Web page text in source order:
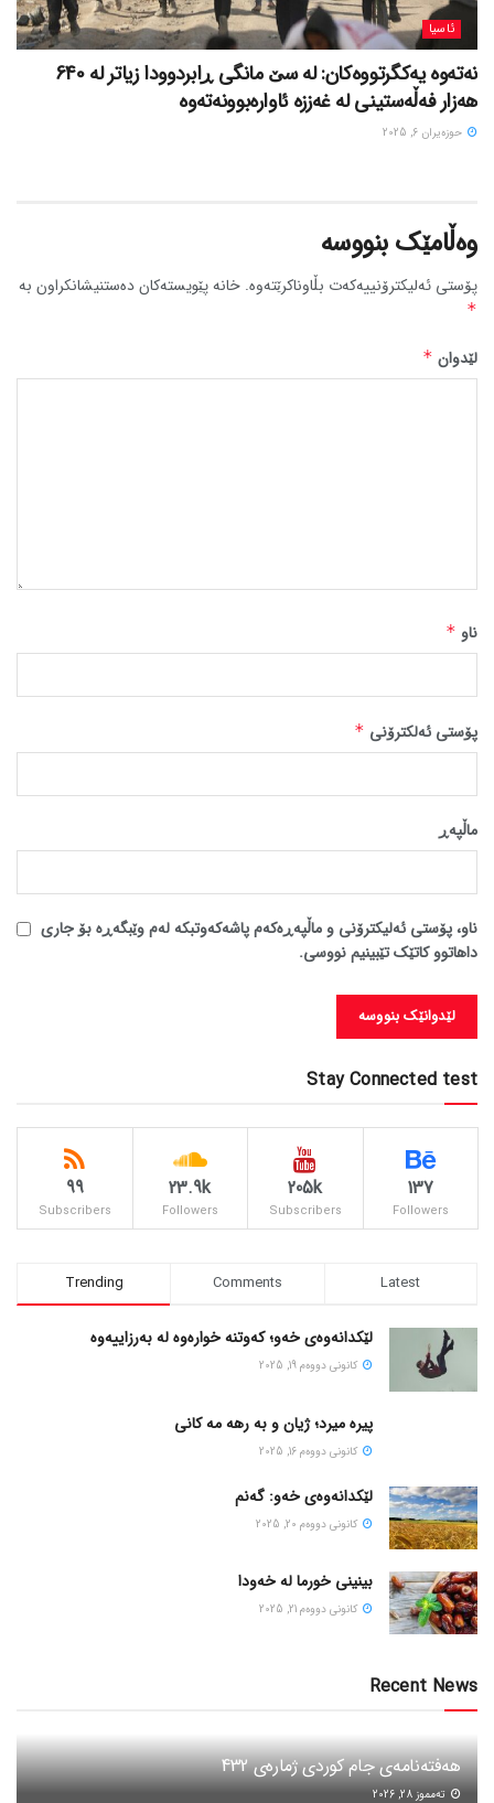
ئاسیا
نەتەوە یەکگرتووەکان: لە سێ مانگی ڕابردوودا زیاتر لە 640
هەزار فەڵەستینی لە غەززە ئاوارەبوونەتەوە
حوزه‌یران 6, 2025
وەڵامێک بنووسە
پۆستی ئەلیکترۆنییەکەت بڵاوناکرێتەوە. خانە پێویستەکان دەستنیشانکراون بە
*
لێدوان *
ناو *
پۆستی ئەلکترۆنی *
ماڵپه‌ڕ
ناو، پۆستی ئەلیکترۆنی و ماڵپەڕەکەم پاشەکەوتبکە لەم وێبگەڕە بۆ جاری
داهاتوو کاتێک تێبینیم نووسی.
Stay Connected test
137
Followers
205k
Subscribers
23.9k
Followers
99
Subscribers
Trending Comments Latest
لێکدانەوەی خەو؛ کەوتنە خوارەوە لە بەرزاییەوە
كانونی دووه‌م 19, 2025
پیره میرد؛ ژیان و به رهه مه کانی
كانونی دووه‌م 16, 2025
لێکدانەوەی خەو: گەنم
كانونی دووه‌م 20, 2025
بینینی خورما لە خەودا
كانونی دووه‌م 21, 2025
Recent News
هەفتەنامەی جام کوردی ژمارەی 432
ته‌مموز 28, 2026